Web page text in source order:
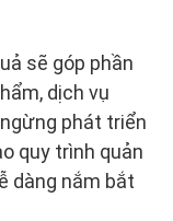
sẽ góp phần
dịch vụ
phát triển
quy trình quản
dàng nắm bắt